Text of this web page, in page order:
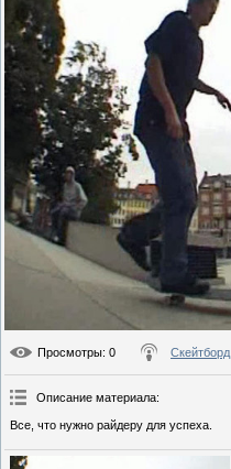
Просмотры: 0 Скейтборд
Описание материала:
Все, что нужно райдеру для успеха.